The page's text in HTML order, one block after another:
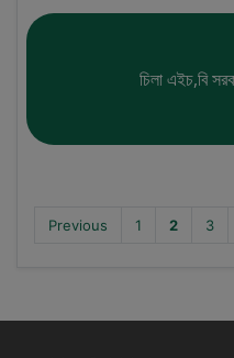
চিলা এইচ,বি
Previous 1 2 3